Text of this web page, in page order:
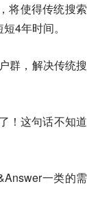
将使得传统搜索
4年时间。
群，解决传统搜
！这句话不知道
一类的需